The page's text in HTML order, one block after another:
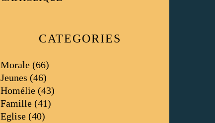
CATEGORIES
Morale (66)
Jeunes (46)
Homélie (43)
Famille (41)
Eglise (40)